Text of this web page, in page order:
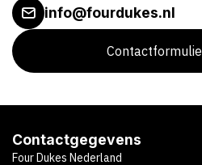
info@fourdukes.nl
Contactgegevens
Four Dukes Nederland